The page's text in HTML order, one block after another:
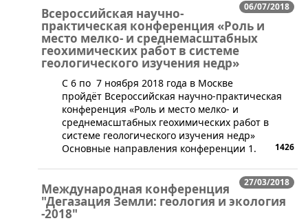
06/07/2018
Всероссийская научно-
практическая конференция «Роль и
место мелко- и среднемасштабных
геохимических работ в системе
геологического изучения недр»
​​С 6 по 7 ноября 2018 года в Москве
пройдёт Всероссийская научно-практическая
конференция​ «Роль и место мелко- и
среднемасштабных геохимических работ в
системе геолог​ического изучения недр​»
Основные направления конференции 1.
1426
27/03/2018
Международная конференция
"Дегазация Земли: геология и экология
-2018"